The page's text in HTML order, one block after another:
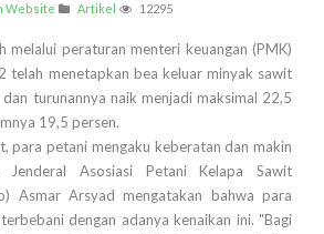
Website Artikel 12295
melalui peraturan menteri keuangan (PMK)
telah menetapkan bea keluar minyak sawit
turunannya naik menjadi maksimal 22,5
19,5 persen.
para petani mengaku keberatan dan makin
Jenderal Asosiasi Petani Kelapa Sawit
Asmar Arsyad mengatakan bahwa para
dengan adanya kenaikan ini. "Bagi